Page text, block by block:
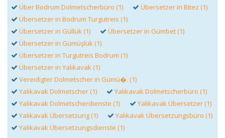
Über Bodrum Dolmetscherbüro (1)
Übersetzer in Bitez (1)
Übersetzer in Bodrum Turgutreis (1)
Übersetzer in Güllük (1)
Übersetzer in Gümbet (1)
Übersetzer in Gümüşlük (1)
Übersetzer in Turgutreis Bodrum (1)
Übersetzer in Yalıkavak (1)
Vereidigter Dolmetscher in Gümü�. (1)
Yalıkavak Dolmetscher (1)
Yalıkavak Dolmetscherbüro (1)
Yalıkavak Dolmetscherdienste (1)
Yalıkavak Übersetzer (1)
Yalıkavak Übersetzung (1)
Yalıkavak Übersetzungsbüro (1)
Yalıkavak Übersetzungsdienste (1)